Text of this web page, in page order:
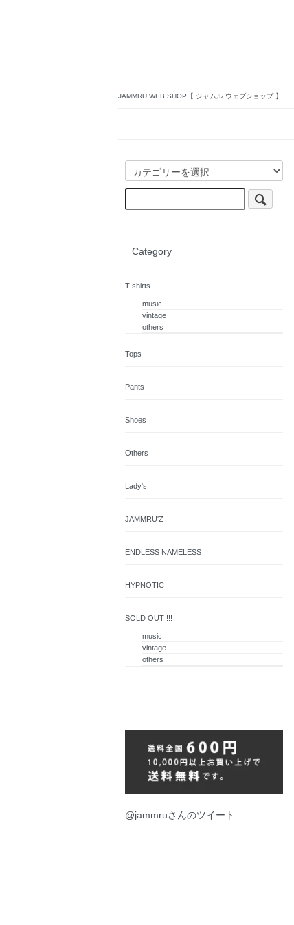
JAMMRU WEB SHOP【 ジャムル ウェブショップ 】
Category
T-shirts
music
vintage
others
Tops
Pants
Shoes
Others
Lady's
JAMMRU'Z
ENDLESS NAMELESS
HYPNOTIC
SOLD OUT !!!
music
vintage
others
@jammruさんのツイート